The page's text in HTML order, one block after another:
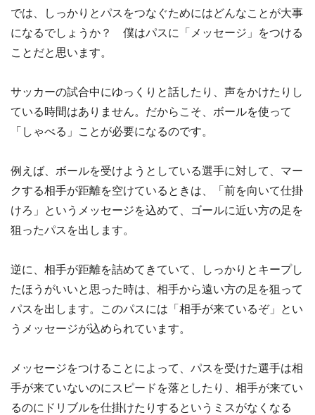
では、しっかりとパスをつなぐためにはどんなことが大事
になるでしょうか？ 僕はパスに「メッセージ」をつける
ことだと思います。
サッカーの試合中にゆっくりと話したり、声をかけたりし
ている時間はありません。だからこそ、ボールを使って
「しゃべる」ことが必要になるのです。
例えば、ボールを受けようとしている選手に対して、マー
クする相手が距離を空けているときは、「前を向いて仕掛
けろ」というメッセージを込めて、ゴールに近い方の足を
狙ったパスを出します。
逆に、相手が距離を詰めてきていて、しっかりとキープし
たほうがいいと思った時は、相手から遠い方の足を狙って
パスを出します。このパスには「相手が来ているぞ」とい
うメッセージが込められています。
メッセージをつけることによって、パスを受けた選手は相
手が来ていないのにスピードを落としたり、相手が来てい
るのにドリブルを仕掛けたりするというミスがなくなる